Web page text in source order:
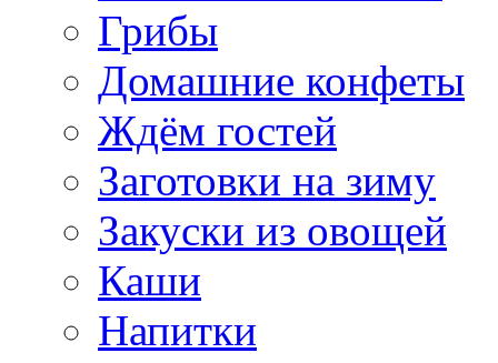
Грибы
Домашние конфеты
Ждём гостей
Заготовки на зиму
Закуски из овощей
Каши
Напитки